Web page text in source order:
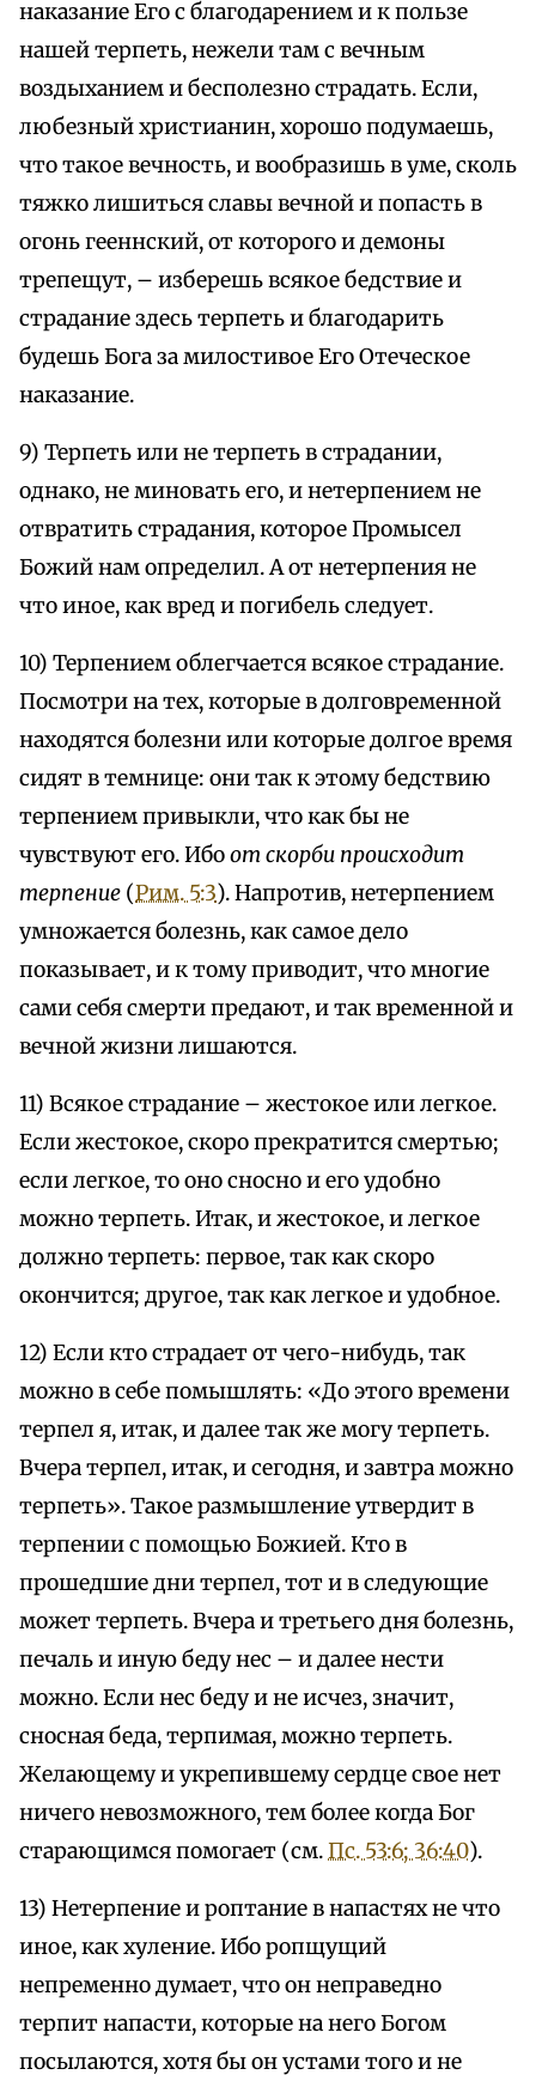
наказание Его с благодарением и к пользе
нашей терпеть, нежели там с вечным
воздыханием и бесполезно страдать. Если,
любезный христианин, хорошо подумаешь,
что такое вечность, и вообразишь в уме, сколь
тяжко лишиться славы вечной и попасть в
огонь гееннский, от которого и демоны
трепещут, – изберешь всякое бедствие и
страдание здесь терпеть и благодарить
будешь Бога за милостивое Его Отеческое
наказание.
9) Терпеть или не терпеть в страдании,
однако, не миновать его, и нетерпением не
отвратить страдания, которое Промысел
Божий нам определил. А от нетерпения не
что иное, как вред и погибель следует.
10) Терпением облегчается всякое страдание.
Посмотри на тех, которые в долговременной
находятся болезни или которые долгое время
сидят в темнице: они так к этому бедствию
терпением привыкли, что как бы не
чувствуют его. Ибоот скорби происходит
терпение (Рим. 5:3). Напротив, нетерпением
умножается болезнь, как самое дело
показывает, и к тому приводит, что многие
сами себя смерти предают, и так временной и
вечной жизни лишаются.
11) Всякое страдание – жестокое или легкое.
Если жестокое, скоро прекратится смертью;
если легкое, то оно сносно и его удобно
можно терпеть. Итак, и жестокое, и легкое
должно терпеть: первое, так как скоро
окончится; другое, так как легкое и удобное.
12) Если кто страдает от чего-нибудь, так
можно в себе помышлять: «До этого времени
терпел я, итак, и далее так же могу терпеть.
Вчера терпел, итак, и сегодня, и завтра можно
терпеть». Такое размышление утвердит в
терпении с помощью Божией. Кто в
прошедшие дни терпел, тот и в следующие
может терпеть. Вчера и третьего дня болезнь,
печаль и иную беду нес – и далее нести
можно. Если нес беду и не исчез, значит,
сносная беда, терпимая, можно терпеть.
Желающему и укрепившему сердце свое нет
ничего невозможного, тем более когда Бог
старающимся помогает (см.Пс. 53:6; 36:40).
13) Нетерпение и роптание в напастях не что
иное, как хуление. Ибо ропщущий
непременно думает, что он неправедно
терпит напасти, которые на него Богом
посылаются, хотя бы он устами того и не